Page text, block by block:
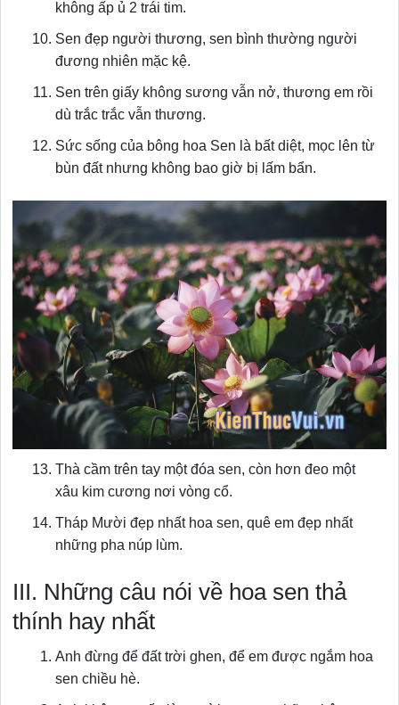
không ấp ủ 2 trái tim.
Sen đẹp người thương, sen bình thường người
đương nhiên mặc kệ.
Sen trên giấy không sương vẫn nở, thương em rồi
dù trắc trắc vẫn thương.
Sức sống của bông hoa Sen là bất diệt, mọc lên từ
bùn đất nhưng không bao giờ bị lấm bẩn.
Thà cầm trên tay một đóa sen, còn hơn đeo một
xâu kim cương nơi vòng cổ.
Tháp Mười đẹp nhất hoa sen, quê em đẹp nhất
những pha núp lùm.
III. Những câu nói về hoa sen thả
thính hay nhất
Anh đừng để đất trời ghen, để em được ngắm hoa
sen chiều hè.